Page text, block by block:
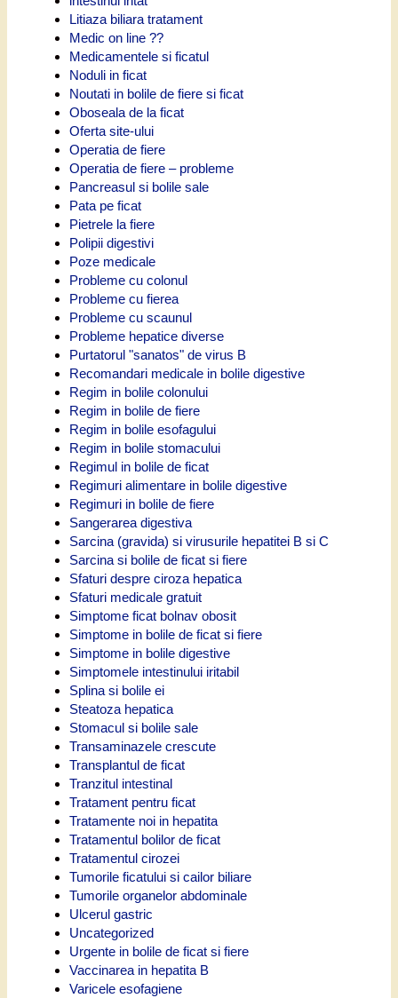
Litiaza biliara tratament
Medic on line ??
Medicamentele si ficatul
Noduli in ficat
Noutati in bolile de fiere si ficat
Oboseala de la ficat
Oferta site-ului
Operatia de fiere
Operatia de fiere – probleme
Pancreasul si bolile sale
Pata pe ficat
Pietrele la fiere
Polipii digestivi
Poze medicale
Probleme cu colonul
Probleme cu fierea
Probleme cu scaunul
Probleme hepatice diverse
Purtatorul "sanatos" de virus B
Recomandari medicale in bolile digestive
Regim in bolile colonului
Regim in bolile de fiere
Regim in bolile esofagului
Regim in bolile stomacului
Regimul in bolile de ficat
Regimuri alimentare in bolile digestive
Regimuri in bolile de fiere
Sangerarea digestiva
Sarcina (gravida) si virusurile hepatitei B si C
Sarcina si bolile de ficat si fiere
Sfaturi despre ciroza hepatica
Sfaturi medicale gratuit
Simptome ficat bolnav obosit
Simptome in bolile de ficat si fiere
Simptome in bolile digestive
Simptomele intestinului iritabil
Splina si bolile ei
Steatoza hepatica
Stomacul si bolile sale
Transaminazele crescute
Transplantul de ficat
Tranzitul intestinal
Tratament pentru ficat
Tratamente noi in hepatita
Tratamentul bolilor de ficat
Tratamentul cirozei
Tumorile ficatului si cailor biliare
Tumorile organelor abdominale
Ulcerul gastric
Uncategorized
Urgente in bolile de ficat si fiere
Vaccinarea in hepatita B
Varicele esofagiene